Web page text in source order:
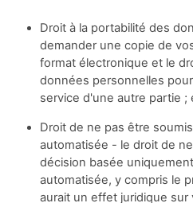
Droit à la portabilité des
demander une copie de
format électronique et le
données personnelles
service d'une autre partie ;
Droit de ne pas être
automatisée - le droit de
décision basée
automatisée, y compris le
aurait un effet juridique